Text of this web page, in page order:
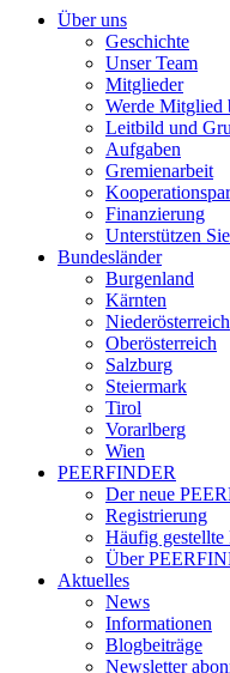
Über uns
Geschichte
Unser Team
Mitglieder
Werde Mitglied
Leitbild und
Aufgaben
Gremienarbeit
Finanzierung
Unterstützen
Bundesländer
Burgenland
Kärnten
Niederösterreich
Oberösterreich
Salzburg
Steiermark
Tirol
Vorarlberg
Wien
PEERFINDER
Der neue
Registrierung
Häufig gestellte
Über
Aktuelles
News
Informationen
Blogbeiträge
Newsletter